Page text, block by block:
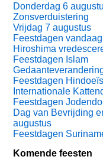
Donderdag 6
Zonsverduistering
Vrijdag 7 augustus
Feestdagen vandaag
Hiroshima
Feestdagen Islam
Feestdagen
Internationale
Feestdagen
Dag van Bevrijding
augustus
Feestdagen
Komende feesten